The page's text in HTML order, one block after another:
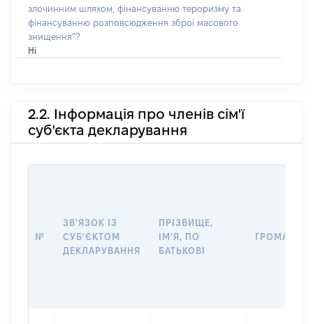
злочинним шляхом, фінансуванню тероризму та
фінансуванню розповсюдження зброї масового
знищення”?
Ні
2.2. Інформація про членів сім'ї
суб'єкта декларування
№
ЗВ'ЯЗОК ІЗ
СУБ'ЄКТОМ
ДЕКЛАРУВАННЯ
ПРІЗВИЩЕ,
ІМ'Я, ПО
БАТЬКОВІ